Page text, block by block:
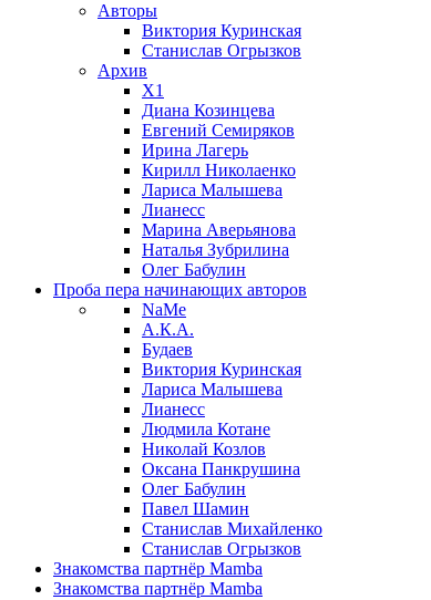
Авторы
Виктория Куринская
Станислав Огрызков
Архив
X1
Диана Козинцева
Евгений Семиряков
Ирина Лагерь
Кирилл Николаенко
Лариса Малышева
Лианесс
Марина Аверьянова
Наталья Зубрилина
Олег Бабулин
Проба пера начинающих авторов
NaMe
А.К.А.
Будаев
Виктория Куринская
Лариса Малышева
Лианесс
Людмила Котане
Николай Козлов
Оксана Панкрушина
Олег Бабулин
Павел Шамин
Станислав Михайленко
Станислав Огрызков
Знакомства партнёр Mamba
Знакомства партнёр Mamba